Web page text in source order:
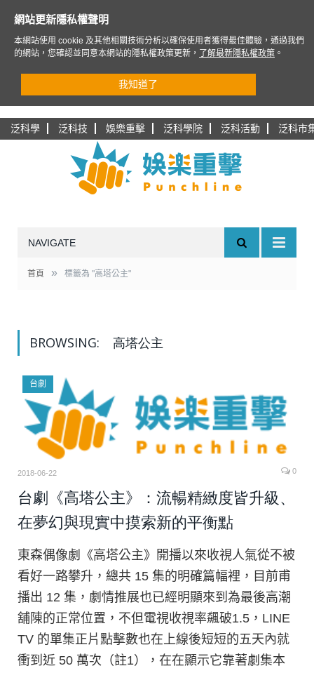
泛科學 泛科技 娛樂重擊 泛科學院 泛科活動 泛科市
NAVIGATE
首頁 » 標籤為 "高塔公主"
BROWSING: 高塔公主
台劇
2018-06-22 0
台劇《高塔公主》：流暢精緻度皆升級、
在夢幻與現實中摸索新的平衡點
東森偶像劇《高塔公主》開播以來收視人氣從不被
看好一路攀升，總共 15 集的明確篇幅裡，目前甫
播出 12 集，劇情推展也已經明顯來到為最後高潮
舖陳的正常位置，不但電視收視率飆破1.5，LINE
TV 的單集正片點擊數也在上線後短短的五天內就
衝到近 50 萬次（註1），在在顯示它靠著劇集本
網站更新隱私權聲明
本網站使用 cookie 及其他相關技術分析以確保使用者獲得最佳體驗，通過我們
的網站，您確認並同意本網站的隱私權政策更新，
了解最新隱私權政策 。
我知道了